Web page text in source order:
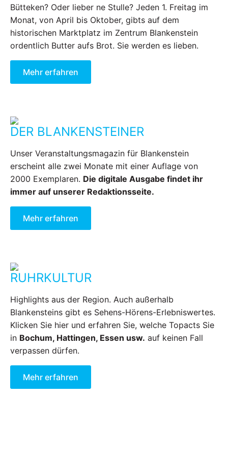
Bütteken? Oder lieber ne Stulle? Jeden 1. Freitag im
Monat, von April bis Oktober, gibts auf dem
historischen Marktplatz im Zentrum Blankenstein
ordentlich Butter aufs Brot. Sie werden es lieben.
Mehr erfahren
DER BLANKENSTEINER
Unser Veranstaltungsmagazin für Blankenstein
erscheint alle zwei Monate mit einer Auflage von
2000 Exemplaren. Die digitale Ausgabe findet ihr
immer auf unserer Redaktionsseite.
Mehr erfahren
RUHRKULTUR
Highlights aus der Region. Auch außerhalb
Blankensteins gibt es Sehens-Hörens-Erlebniswertes.
Klicken Sie hier und erfahren Sie, welche Topacts Sie
in Bochum, Hattingen, Essen usw. auf keinen Fall
verpassen dürfen.
Mehr erfahren